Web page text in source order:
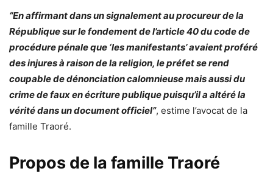
“En affirmant dans un signalement au procureur de la
République sur le fondement de l’article 40 du code de
procédure pénale que ‘les manifestants’ avaient proféré
des injures à raison de la religion, le préfet se rend
coupable de dénonciation calomnieuse mais aussi du
crime de faux en écriture publique puisqu’il a altéré la
vérité dans un document officiel”, estime l’avocat de la
famille Traoré.
Propos de la famille Traoré